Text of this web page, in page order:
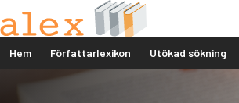
Hem Författarlexikon Utökad sökning